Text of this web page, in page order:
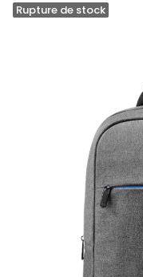
Rupture de stock